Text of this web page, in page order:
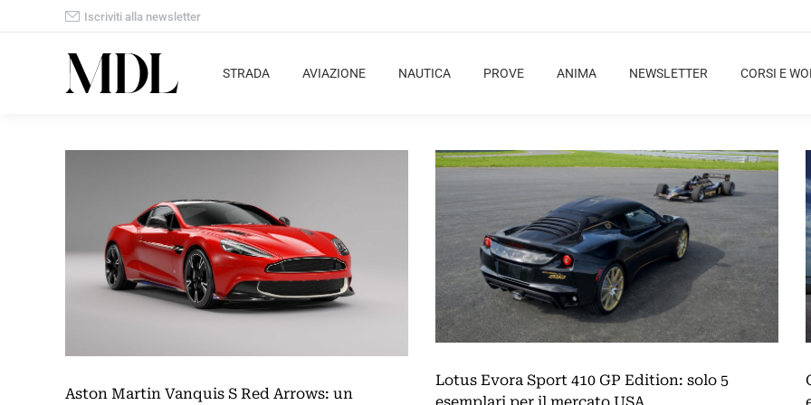
Iscriviti alla newsletter
STRADA AVIAZIONE NAUTICA PROVE ANIMA NEWSLETTER CORSI E
Aston Martin Vanquis S Red Arrows: un
Lotus Evora Sport 410 GP Edition: solo 5